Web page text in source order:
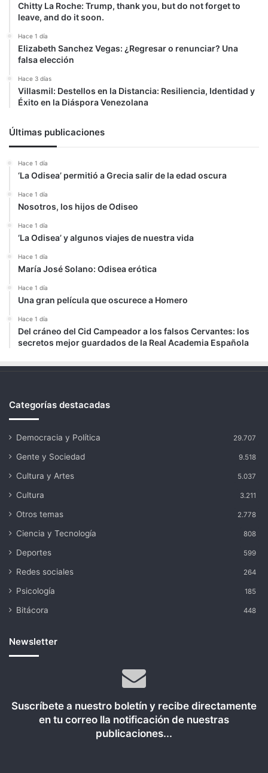
Chitty La Roche: Trump, thank you, but do not forget to
leave, and do it soon.
Hace 1 día
Elizabeth Sanchez Vegas: ¿Regresar o renunciar? Una
falsa elección
Hace 3 días
Villasmil: Destellos en la Distancia: Resiliencia, Identidad y
Éxito en la Diáspora Venezolana
Últimas publicaciones
Hace 1 día
‘La Odisea’ permitió a Grecia salir de la edad oscura
Hace 1 día
Nosotros, los hijos de Odiseo
Hace 1 día
‘La Odisea’ y algunos viajes de nuestra vida
Hace 1 día
María José Solano: Odisea erótica
Hace 1 día
Una gran película que oscurece a Homero
Hace 1 día
Del cráneo del Cid Campeador a los falsos Cervantes: los
secretos mejor guardados de la Real Academia Española
Categorías destacadas
Democracia y Política 29.707
Gente y Sociedad 9.518
Cultura y Artes 5.037
Cultura 3.211
Otros temas 2.778
Ciencia y Tecnología 808
Deportes 599
Redes sociales 264
Psicología 185
Bitácora 448
Newsletter
Suscríbete a nuestro boletín y recibe directamente
en tu correo lla notificación de nuestras
publicaciones...